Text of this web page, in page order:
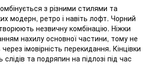
з різними стилями та
модерн, ретро і навіть лофт. Чорний
незвичну комбінацію. Ніжки
нахилу основної частини, тому не
імовірність перекидання. Кінцівки
та подряпин на підлозі під час